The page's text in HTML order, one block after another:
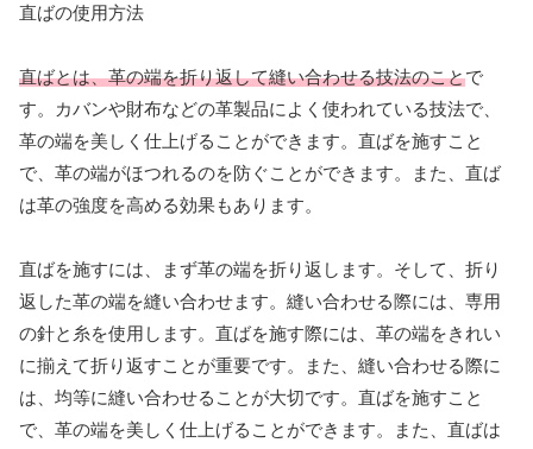
直ばの使用方法
直ばとは、革の端を折り返して縫い合わせる技法のことで
す。カバンや財布などの革製品によく使われている技法で、
革の端を美しく仕上げることができます。直ばを施すこと
で、革の端がほつれるのを防ぐことができます。また、直ば
は革の強度を高める効果もあります。
直ばを施すには、まず革の端を折り返します。そして、折り
返した革の端を縫い合わせます。縫い合わせる際には、専用
の針と糸を使用します。直ばを施す際には、革の端をきれい
に揃えて折り返すことが重要です。また、縫い合わせる際に
は、均等に縫い合わせることが大切です。直ばを施すこと
で、革の端を美しく仕上げることができます。また、直ばは